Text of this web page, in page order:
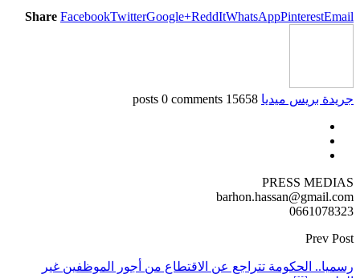
Share FacebookTwitterGoogle+ReddItWhatsAppPinterestEmail
جريدة بريس ميديا 15658 posts
0 comments
PRESS MEDIAS
barhon.hassan@gmail.com
0661078323
Prev Post
رسميا.. الحكومة تتراجع عن الاقتطاع من أجور الموظفين غير